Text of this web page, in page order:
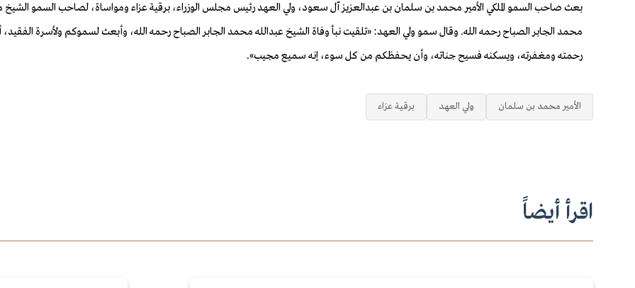
بعث صاحب السمو الملكي الأمير محمد بن سلمان بن عبدالعزيز آل سعود، ولي العهد رئيس مجلس الوزراء، برقية عزاء ومواساة، لصاحب السمو الشيخ
محمد الجابر الصباح رحمه الله. وقال سمو ولي العهد: «تلقيت نبأ وفاة الشيخ عبدالله محمد الجابر الصباح رحمه الله، وأبعث لسموكم ولأسرة الفقيد،
رحمته ومغفرته، ويسكنه فسيح جناته، وأن يحفظكم من كل سوء، إنه سميع مجيب».
الأمير محمد بن سلمان ولي العهد برقية عزاء
اقرأ أيضاً